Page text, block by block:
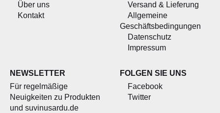
Über uns
Kontakt
Versand & Lieferung
Allgemeine
Geschäftsbedingungen
Datenschutz
Impressum
NEWSLETTER
Für regelmäßige
Neuigkeiten zu Produkten
und suvinusardu.de
FOLGEN SIE UNS
Facebook
Twitter